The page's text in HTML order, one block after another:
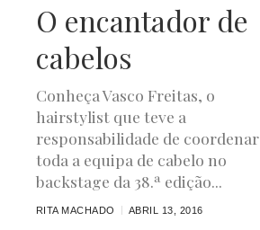
O encantador de
cabelos
Conheça Vasco Freitas, o
hairstylist que teve a
responsabilidade de coordenar
toda a equipa de cabelo no
backstage da 38.ª edição...
RITA MACHADO ABRIL 13, 2016